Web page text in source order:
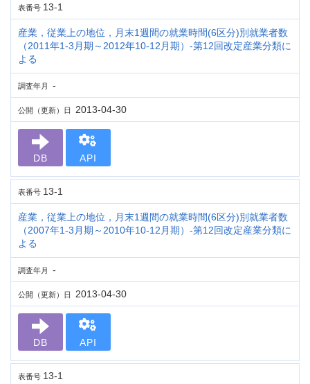
表番号 13-1
産業，従業上の地位，月末1週間の就業時間(6区分)別就業者数
（2011年1-3月期～2012年10-12月期）-第12回改定産業分類に
よる
調査年月 -
公開（更新）日 2013-04-30
DB API
表番号 13-1
産業，従業上の地位，月末1週間の就業時間(6区分)別就業者数
（2007年1-3月期～2010年10-12月期）-第12回改定産業分類に
よる
調査年月 -
公開（更新）日 2013-04-30
DB API
表番号 13-1